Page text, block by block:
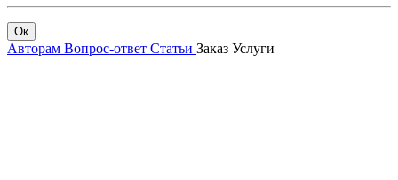
Ок
Авторам Вопрос-ответ Статьи Заказ Услуги